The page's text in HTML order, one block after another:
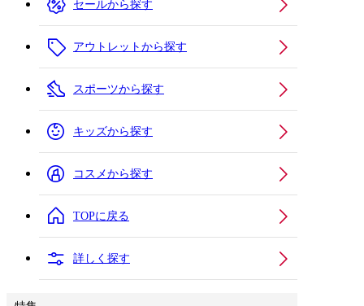
セールから探す
アウトレットから探す
スポーツから探す
キッズから探す
コスメから探す
TOPに戻る
詳しく探す